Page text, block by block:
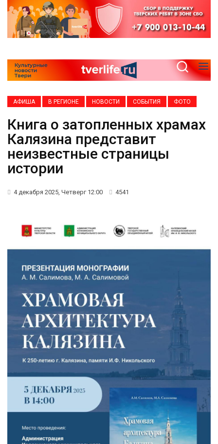
АФИША В РЕГИОНЕ НОВОСТИ СОБЫТИЯ ФОТО
Книга о затопленных храмах
Калязина представит
неизвестные страницы
истории
4 декабря 2025, Четверг 12:00 4541